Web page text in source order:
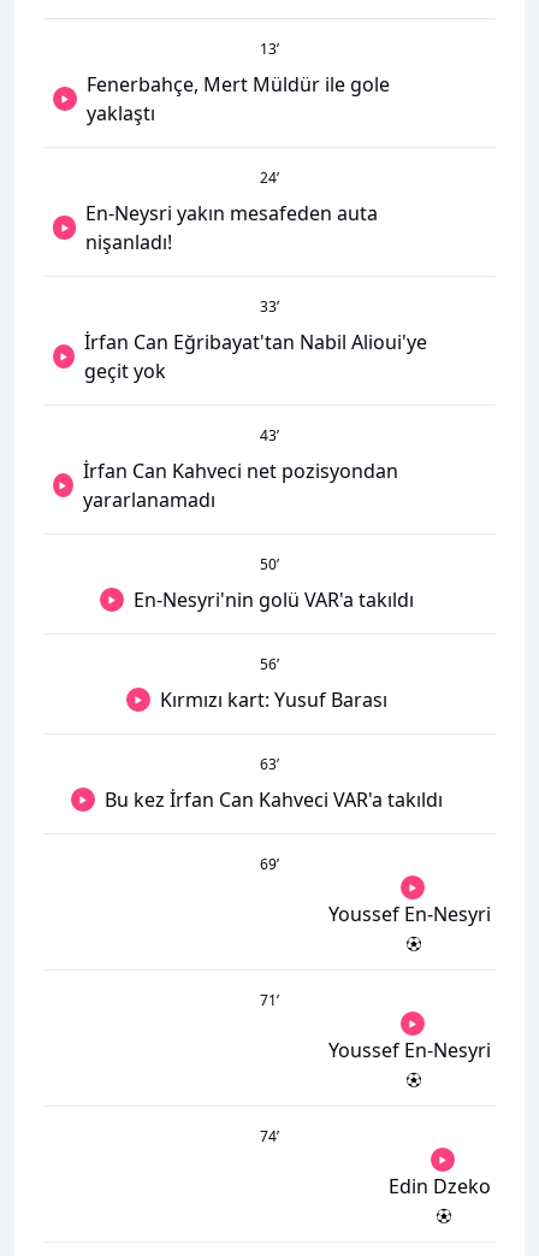
13’
Fenerbahçe, Mert Müldür ile gole
yaklaştı
24’
En-Neysri yakın mesafeden auta
nişanladı!
33’
İrfan Can Eğribayat'tan Nabil Alioui'ye
geçit yok
43’
İrfan Can Kahveci net pozisyondan
yararlanamadı
50’
En-Nesyri'nin golü VAR'a takıldı
56’
Kırmızı kart: Yusuf Barası
63’
Bu kez İrfan Can Kahveci VAR'a takıldı
69’
Youssef En-Nesyri
71’
Youssef En-Nesyri
74’
Edin Dzeko